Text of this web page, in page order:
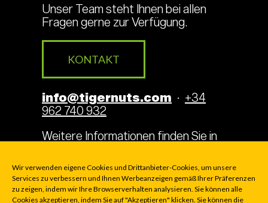
Wir verwenden eigene Cookies und Drittanbieter-Cookies, um unsere
Services zu verbessern und Ihnen Werbeanzeigen gemäß Ihrer Präferenzen
zu zeigen, indem wir Ihre Browserverhalten analysieren. Sie können alle
Cookies akzeptieren, indem Sie auf "Akzeptieren" klicken. Sie können die
Unser Team steht Ihnen bei allen
Fragen gerne zur Verfügung.
KONTAKT
info@tigernuts.com · +34
962 740 932
Weitere Informationen finden Sie in